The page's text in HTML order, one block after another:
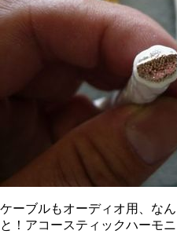
ケーブルもオーディオ用、なん
と！アコースティックハーモニ